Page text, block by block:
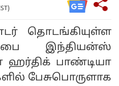
தொடங்கியுள்ள
இந்தியன்ஸ்
பாண்டியா
பேசுபொருளாக